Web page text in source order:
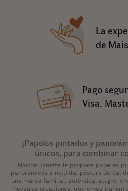
La
de
Pago
Visa,
¡Papeles pintados y
únicos, para combinar
Maison Janette le propone papeles
panorámicos a medida, pósters de
una marca familiar, auténtica, alegre,
nuestras creaciones, queremos